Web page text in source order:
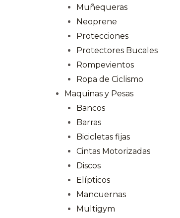
Muñequeras
Neoprene
Protecciones
Protectores Bucales
Rompevientos
Ropa de Ciclismo
Maquinas y Pesas
Bancos
Barras
Bicicletas fijas
Cintas Motorizadas
Discos
Elípticos
Mancuernas
Multigym